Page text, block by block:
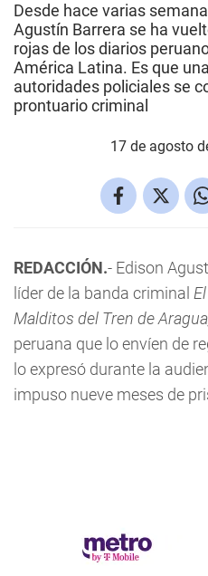
Desde hace varias
Agustín Barrera se ha
rojas de los diarios
América Latina. Es que
autoridades policiales se
prontuario criminal
17 de agosto
REDACCIÓN.- Edison
líder de la banda criminal
Malditos del Tren de
peruana que lo envíen de
lo expresó durante la
impuso nueve meses de